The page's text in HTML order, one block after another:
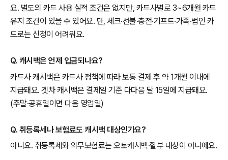
요. 별도의 카드 사용 실적 조건은 없지만, 카드사별로 3~6개월 카드
유지 조건이 있을 수 있어요. 단, 체크·선불·충전·기프트·가족·법인 카
드로는 신청이 어려워요.
Q. 캐시백은 언제 입금되나요?
카드사 캐시백은 카드사 정책에 따라 보통 결제 후 약 1개월 이내에
지급돼요. 겟차 캐시백은 결제일 기준 다다음 달 15일에 지급돼요.
(주말·공휴일이면 다음 영업일)
Q. 취등록세나 보험료도 캐시백 대상인가요?
아니요. 취등록세와 의무보험료는 오토캐시백·할부 대상이 아니에요.